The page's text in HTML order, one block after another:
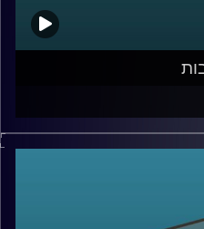
הן פשוט התגלו
את מוחנו, והן